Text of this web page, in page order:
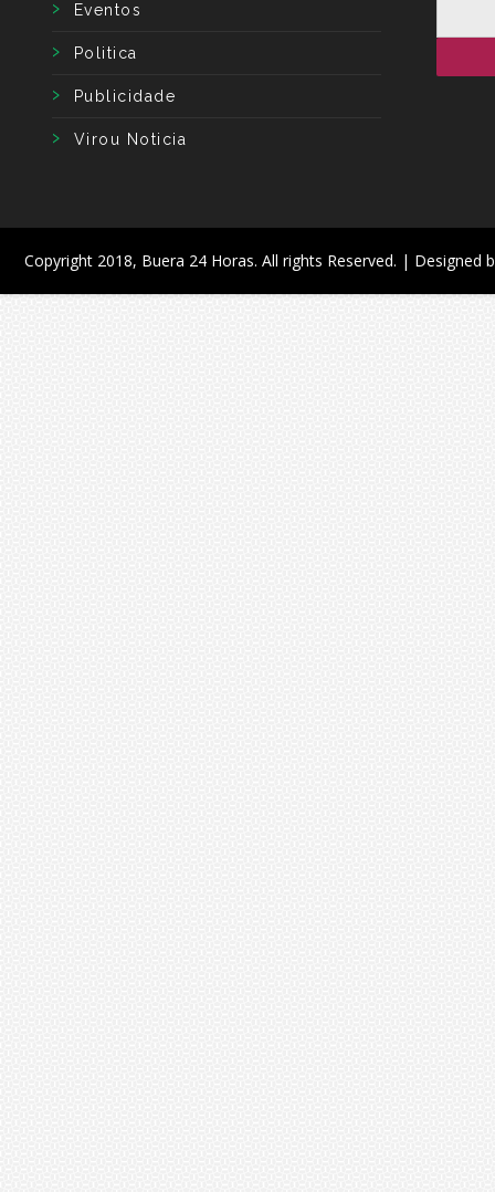
Eventos
Politica
Publicidade
Virou Noticia
Copyright 2018, Buera 24 Horas. All rights Reserved. | Designed